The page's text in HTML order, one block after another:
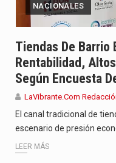
NACIONALES
Tiendas De
Rentabilidad,
Según Encuesta
LaVibrante.Com
El canal tradicional de
escenario de presión
LEER MÁS